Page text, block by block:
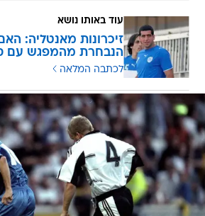
עוד באותו נושא
זיכרונות מאנטליה:
הנבחרת מהמפגש עם
לכתבה המלאה